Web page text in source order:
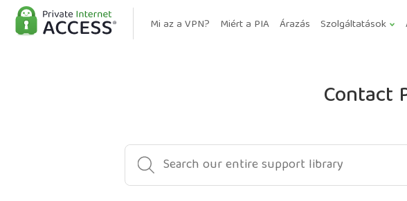
Mi az a VPN? Miért a PIA Árazás Szolgáltatások
Contact